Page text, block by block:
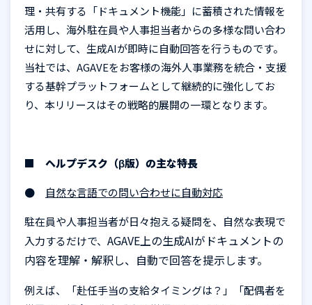
理・共有する「ドキュメント機能」に蓄積された情報を
活用し、海外駐在員や人事担当者からの多様な問い合わ
せに対して、生成AIが即時に自動回答を行うものです。
当社では、AGAVEをお客様の海外人事業務を統合・支援
する基幹プラットフォームとして継続的に強化してお
り、本リリースはその戦略的展開の一環となります。
■ ヘルプデスク（β版）の主な特長
● 自然な言語での問い合わせに自動対応
駐在員や人事担当者が日々抱える疑問を、自然な表現で
入力するだけで、 AGAVE 上の生成AIがドキュメントの
内容を理解・解釈し、自動で回答を提示します。
例えば、「赴任手当の支給タイミングは？」「配偶者を